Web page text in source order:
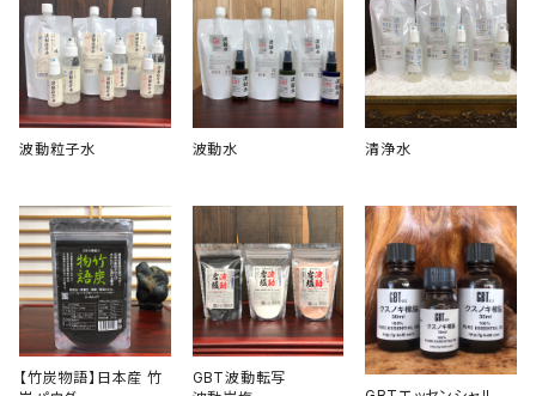
波動粒子水 波動水 清浄水
【竹炭物語】日本産 竹
GBT波動転写